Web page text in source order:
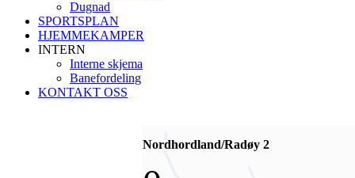
Dugnad
SPORTSPLAN
HJEMMEKAMPER
INTERN
Interne skjema
Banefordeling
KONTAKT OSS
Nordhordland/Radøy 2